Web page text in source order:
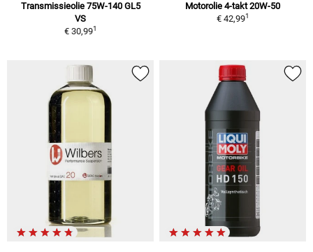
Transmissieolie 75W-140 GL5
VS
€ 30,991
Motorolie 4-takt 20W-50
€ 42,991